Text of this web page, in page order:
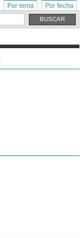
Por tema Por fecha